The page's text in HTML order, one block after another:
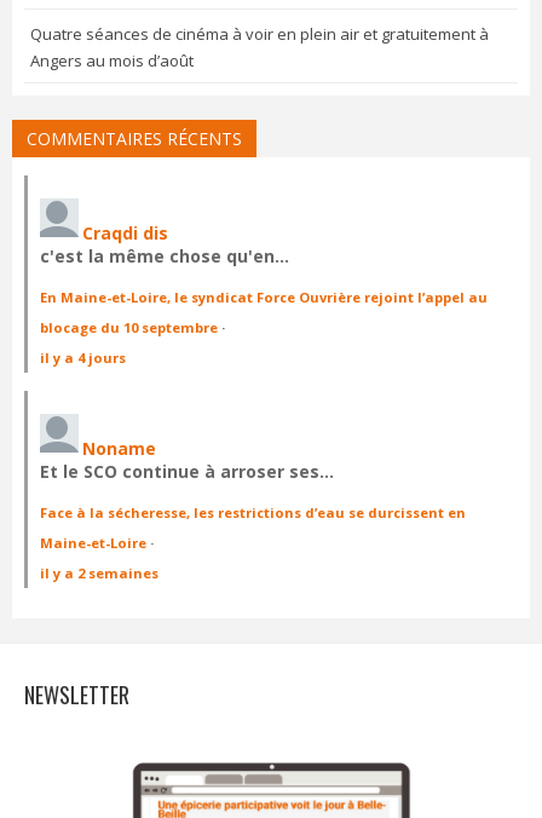
Quatre séances de cinéma à voir en plein air et gratuitement à
Angers au mois d’août
COMMENTAIRES RÉCENTS
Craqdi dis
c'est la même chose qu'en…
En Maine-et-Loire, le syndicat Force Ouvrière rejoint l’appel au
blocage du 10 septembre ·
il y a 4 jours
Noname
Et le SCO continue à arroser ses…
Face à la sécheresse, les restrictions d’eau se durcissent en
Maine-et-Loire ·
il y a 2 semaines
NEWSLETTER